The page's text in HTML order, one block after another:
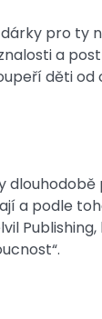
pro ty
a
děti
a podle